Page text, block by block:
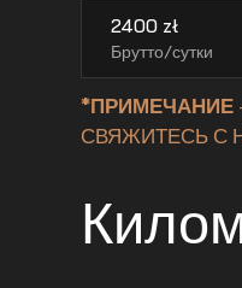
2400zł
Брутто/сутки
*ПРИМЕЧАНИЕ
СВЯЖИТЕСЬ С